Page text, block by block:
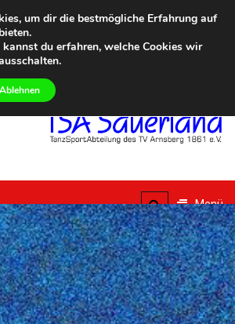
SONNTAG, 9TH AUGUST 2026
– Urlaub vom Alltag
TSA
Sauerland
Menü
um dir die bestmögliche Erfahrung auf
kannst du erfahren, welche Cookies wir
Ablehnen